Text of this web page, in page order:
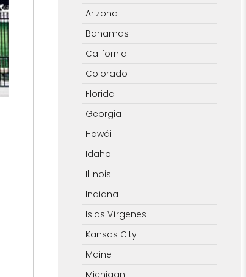
Arizona
Bahamas
California
Colorado
Florida
Georgia
Hawái
Idaho
Illinois
Indiana
Islas Vírgenes
Kansas City
Maine
Michigan